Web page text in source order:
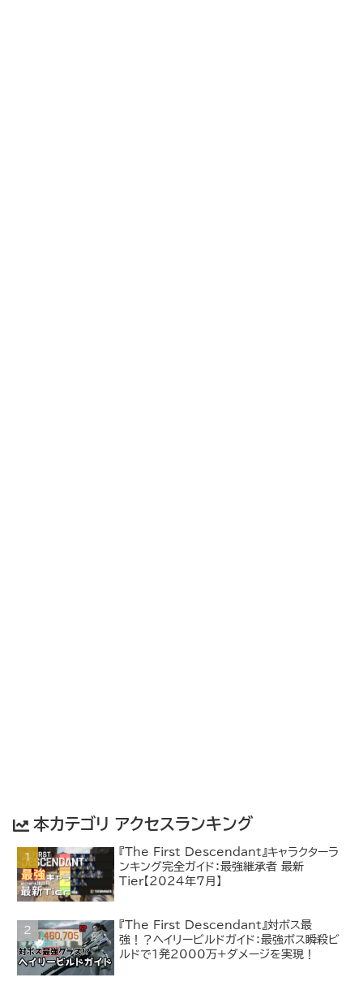
本カテゴリ アクセスランキング
『The First Descendant』キャラクターラ
ンキング完全ガイド：最強継承者 最新
Tier【2024年7月】
『The First Descendant』対ボス最
強！？ヘイリービルドガイド：最強ボス瞬殺ビ
ルドで1発2000万+ダメージを実現！